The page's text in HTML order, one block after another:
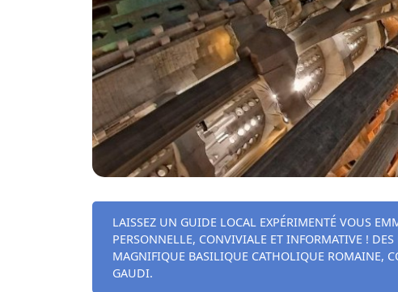
LAISSEZ UN GUIDE LOCAL EXPÉRIMENTÉ VOUS
PERSONNELLE, CONVIVIALE ET INFORMATIVE !
MAGNIFIQUE BASILIQUE CATHOLIQUE ROMAINE,
GAUDI.